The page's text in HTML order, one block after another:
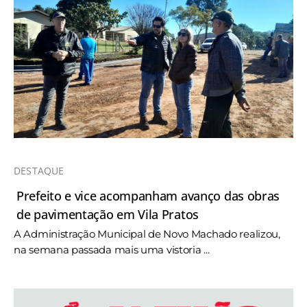
DESTAQUE
Prefeito e vice acompanham avanço das obras
de pavimentação em Vila Pratos
A Administração Municipal de Novo Machado realizou,
na semana passada mais uma vistoria ...